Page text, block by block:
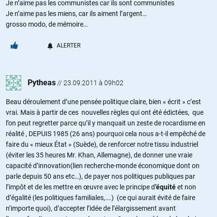
Je n’aime pas les communistes car ils sont communistes
Je n’aime pas les miens, car ils aiment l’argent…
grosso modo, de mémoire…
ALERTER
Pytheas// 23.09.2011 à 09h02
Beau déroulement d’une pensée politique claire, bien « écrit » c’est
vrai. Mais à partir de ces nouvelles règles qui ont été édictées, que
l’on peut regretter parce qu’il y manquait un zeste de rocardisme en
réalité , DEPUIS 1985 (26 ans) pourquoi cela nous a-t-il empêché de
faire du « mieux État » (Suède), de renforcer notre tissu industriel
(éviter les 35 heures Mr. Khan, Allemagne), de donner une vraie
capacité d’innovation(lien recherche-monde économique dont on
parle depuis 50 ans etc…), de payer nos politiques publiques par
l’impôt et de les mettre en œuvre avec le principe d’équitéet non
d’égalité (les politiques familiales,….) (ce qui aurait évité de faire
n’importe quoi), d’accepter l’idée de l’élargissement avant